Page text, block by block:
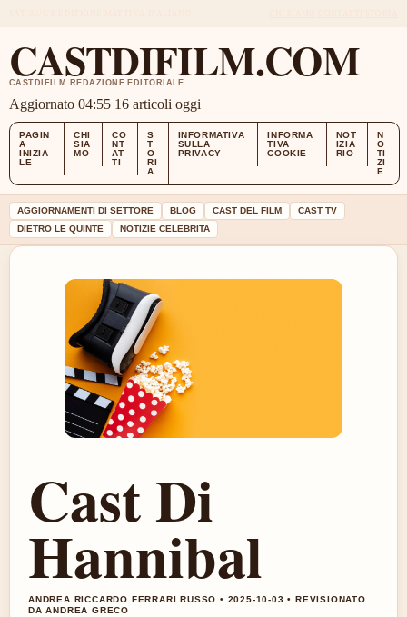
CASTDIFILM.COM
CASTDIFILM REDAZIONE EDITORIALE
Aggiornato 04:55 16 articoli oggi
PAGIN
A
INIZIA
LE
CHI
SIA
MO
CO
NT
AT
TI
S
T
O
RI
A
INFORMATIVA
SULLA
PRIVACY
INFORMA
TIVA
COOKIE
NOT
IZIA
RIO
N
O
TI
ZI
E
AGGIORNAMENTI DI SETTORE BLOG CAST DEL FILM
CAST TV
DIETRO LE QUINTE
NOTIZIE CELEBRITA
Cast Di
Hannibal
ANDREA RICCARDO FERRARI RUSSO • 2025-10-03 • REVISIONATO
DA ANDREA GRECO